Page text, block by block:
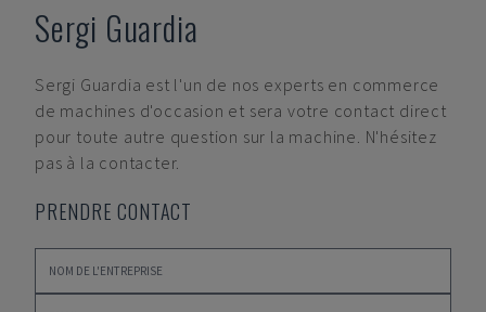
Sergi Guardia
Sergi Guardia est l'un de nos experts en commerce
de machines d'occasion et sera votre contact direct
pour toute autre question sur la machine. N'hésitez
pas à la contacter.
PRENDRE CONTACT